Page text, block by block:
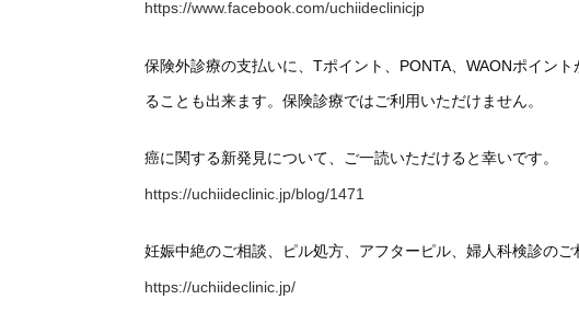
https://www.facebook.com/uchiideclinicjp
保険外診療の支払いに、Tポイント、PONTA、WAONポイン
ることも出来ます。保険診療ではご利用いただけません。
癌に関する新発見について、ご一読いただけると幸いです。
https://uchiideclinic.jp/blog/1471
妊娠中絶のご相談、ピル処方、アフターピル、婦人科検診のご
https://uchiideclinic.jp/